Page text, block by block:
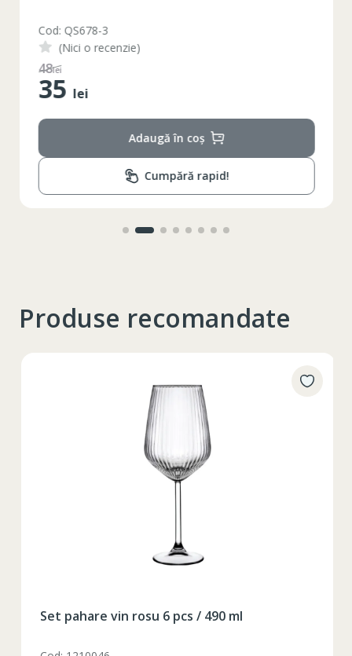
Cod: QS678-3
(Nici o recenzie)
48lei
35 lei
Adaugă în coș
Cumpără rapid!
Produse recomandate
Set pahare vin rosu 6 pcs / 490 ml